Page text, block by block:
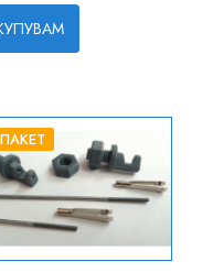
ПАКЕТ